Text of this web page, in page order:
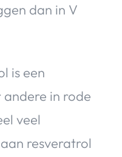
dan in V
is een
in rode
veel
resveratrol